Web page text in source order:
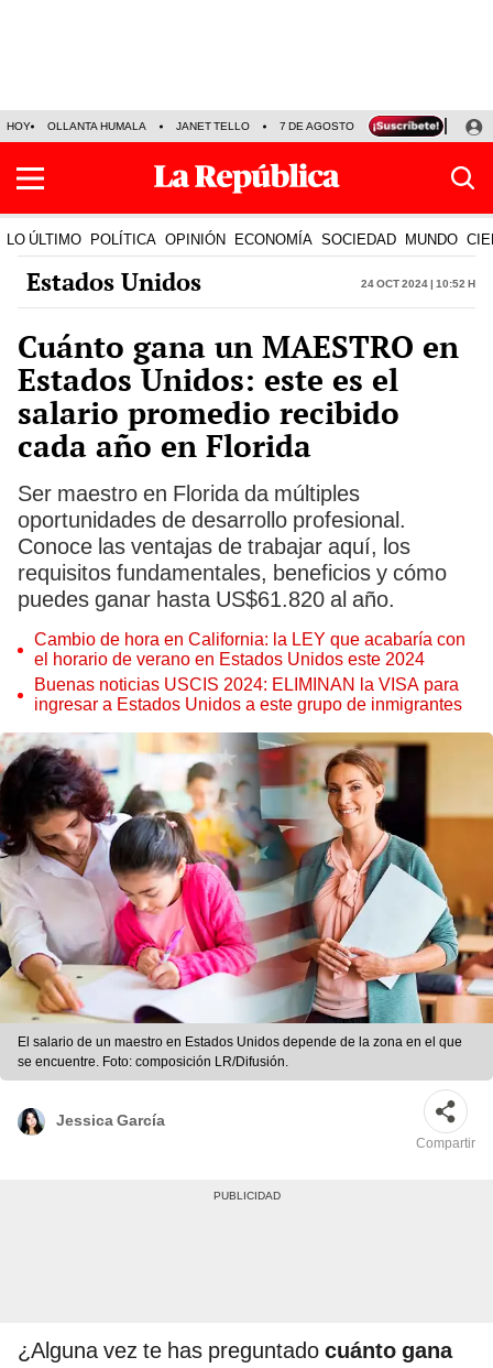
HOY OLLANTA HUMALA JANET TELLO 7 DE AGOSTO TINKA RESULTADOS
LO ÚLTIMO POLÍTICA OPINIÓN ECONOMÍA SOCIEDAD MUNDO
Estados Unidos 24 Oct 2024 | 10:52 h
Cuánto gana un MAESTRO en
Estados Unidos: este es el
salario promedio recibido
cada año en Florida
Ser maestro en Florida da múltiples
oportunidades de desarrollo profesional.
Conoce las ventajas de trabajar aquí, los
requisitos fundamentales, beneficios y cómo
puedes ganar hasta US$61.820 al año.
Cambio de hora en California: la LEY que acabaría con
el horario de verano en Estados Unidos este 2024
Buenas noticias USCIS 2024: ELIMINAN la VISA para
ingresar a Estados Unidos a este grupo de inmigrantes
El salario de un maestro en Estados Unidos depende de la zona en el que
se encuentre. Foto: composición LR/Difusión.
Jessica García
Compartir
¿Alguna vez te has preguntado cuánto gana